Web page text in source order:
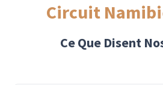
Circuit
Ce Que Disent